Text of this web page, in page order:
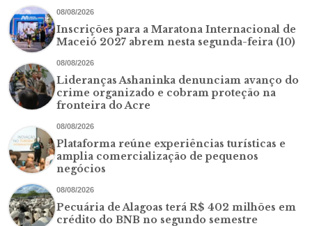
08/08/2026
Inscrições para a Maratona Internacional de
Maceió 2027 abrem nesta segunda-feira (10)
08/08/2026
Lideranças Ashaninka denunciam avanço do
crime organizado e cobram proteção na
fronteira do Acre
08/08/2026
Plataforma reúne experiências turísticas e
amplia comercialização de pequenos
negócios
08/08/2026
Pecuária de Alagoas terá R$ 402 milhões em
crédito do BNB no segundo semestre